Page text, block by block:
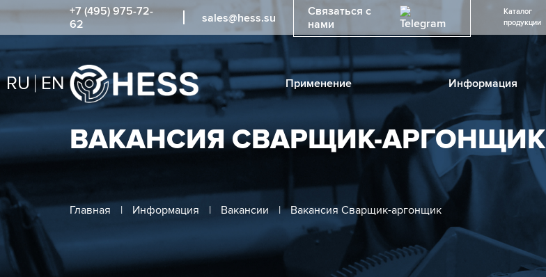
+7 (495) 975-72-
62
sales@hess.su
Связаться с
нами
Каталог
продукции
RU EN Применение Информация
ВАКАНСИЯ СВАРЩИК-АРГОНЩИК
Главная | Информация | Вакансии | Вакансия Сварщик-аргонщик